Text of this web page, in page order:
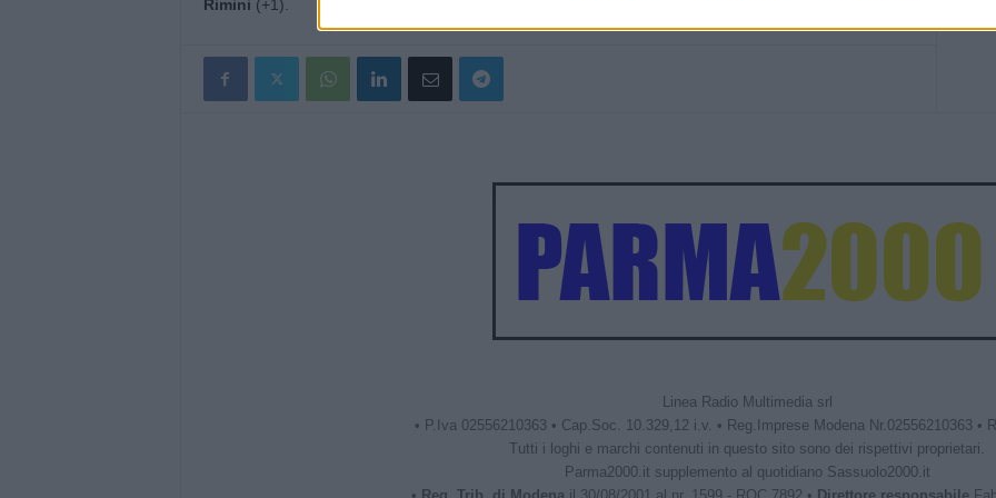
Rimini (+1).
Linea Radio Multimedia srl
• P.Iva 02556210363 • Cap.Soc. 10.329,12 i.v. • Reg.Imprese Modena Nr.02556210363 •
Tutti i loghi e marchi contenuti in questo sito sono dei rispettivi proprietari.
Parma2000.it supplemento al quotidiano Sassuolo2000.it